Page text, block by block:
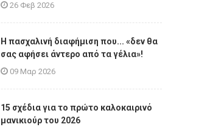
26 Φεβ 2026
Η πασχαλινή διαφήμιση που... «δεν θα
σας αφήσει άντερο από τα γέλια»!
09 Μαρ 2026
15 σχέδια για το πρώτο καλοκαιρινό
μανικιούρ του 2026